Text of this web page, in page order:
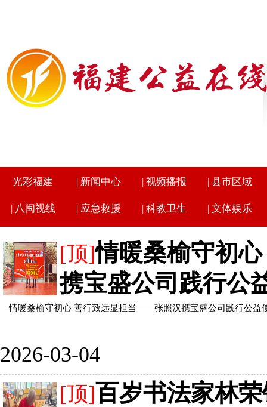
光彩福建 | 新闻中心 | 视频播报 | 县市区域
| 八闽视线 | 应急救援 | 科教卫生 | 文体娱乐
[顶]情暖桑榆守初
携宝盛公司践行公
情暖桑榆守初心 善行致远显担当——张照汉携宝盛公司践行公益
2026-03-04
[顶]百岁书法家林